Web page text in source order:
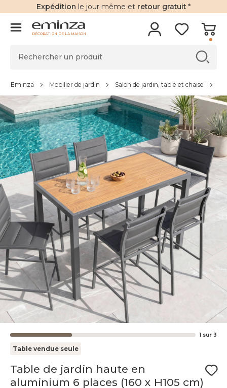
Expédition le jour même et retour gratuit *
DÉCORATION DE LA MAISON
Eminza Mobilier de jardin Salon de jardin, table et chaise
1 sur 3
Table vendue seule
Table de jardin haute en
aluminium 6 places (160 x H105 cm)